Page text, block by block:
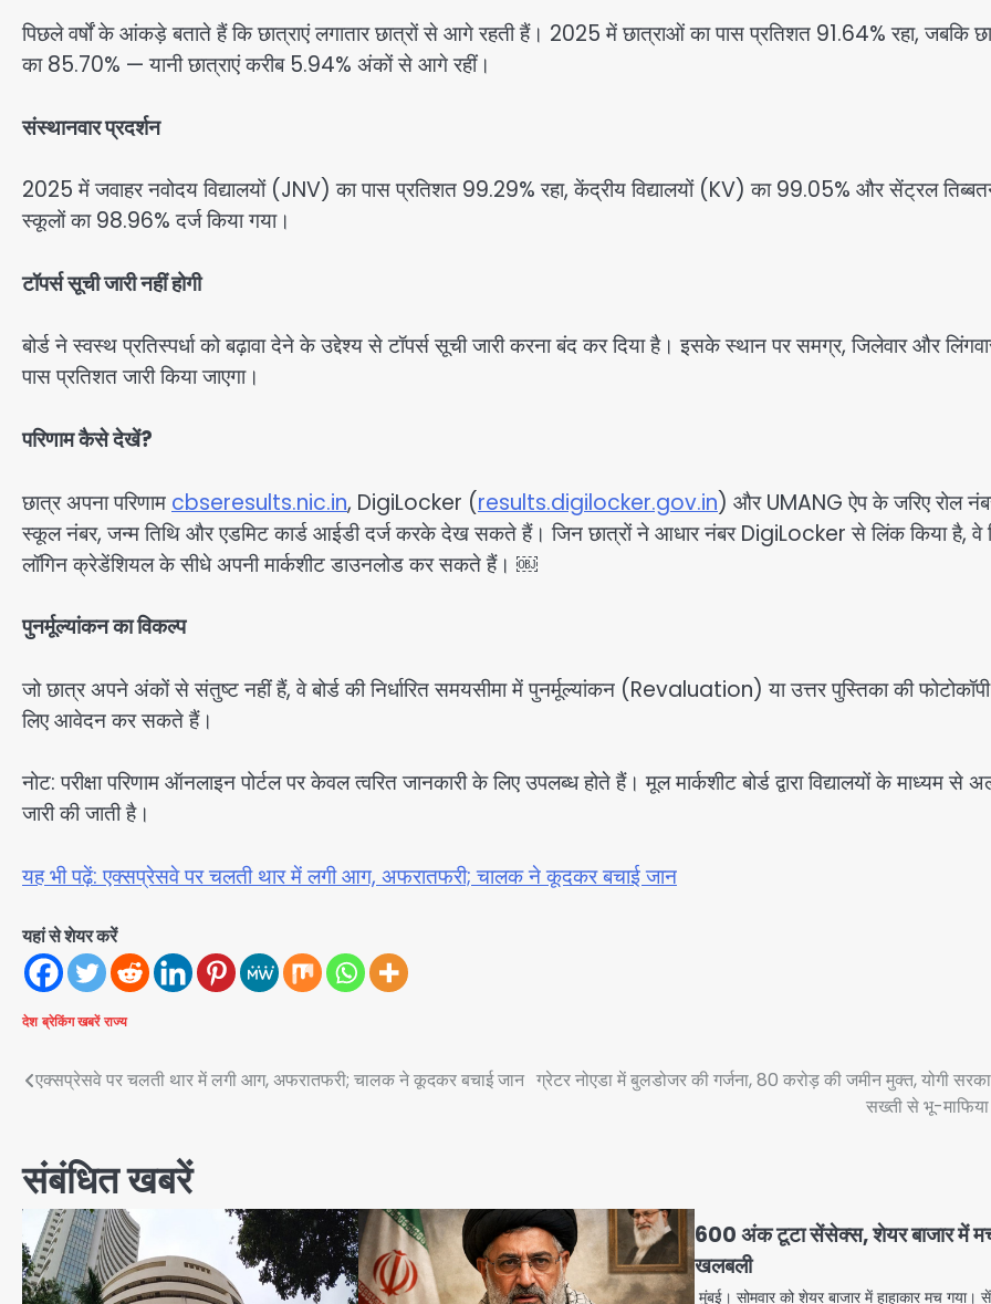
पिछले वर्षों के आंकड़े बताते हैं कि छात्राएं लगातार छात्रों से आगे रहती हैं। 2025 में छात्राओं का पास प्रतिशत 91.64% रहा, जबकि
का 85.70% — यानी छात्राएं करीब 5.94% अंकों से आगे रहीं।
संस्थानवार प्रदर्शन
2025 में जवाहर नवोदय विद्यालयों (JNV) का पास प्रतिशत 99.29% रहा, केंद्रीय विद्यालयों (KV) का 99.05% और सेंट्रल
स्कूलों का 98.96% दर्ज किया गया।
टॉपर्स सूची जारी नहीं होगी
बोर्ड ने स्वस्थ प्रतिस्पर्धा को बढ़ावा देने के उद्देश्य से टॉपर्स सूची जारी करना बंद कर दिया है। इसके स्थान पर समग्र, जिलेवार और
पास प्रतिशत जारी किया जाएगा।
परिणाम कैसे देखें?
छात्र अपना परिणाम cbseresults.nic.in, DigiLocker (results.digilocker.gov.in) और UMANG ऐप के जरिए रोल
स्कूल नंबर, जन्म तिथि और एडमिट कार्ड आईडी दर्ज करके देख सकते हैं। जिन छात्रों ने आधार नंबर DigiLocker से लिंक किया है, वे
लॉगिन क्रेडेंशियल के सीधे अपनी मार्कशीट डाउनलोड कर सकते हैं। ￼
पुनर्मूल्यांकन का विकल्प
जो छात्र अपने अंकों से संतुष्ट नहीं हैं, वे बोर्ड की निर्धारित समयसीमा में पुनर्मूल्यांकन (Revaluation) या उत्तर पुस्तिका की
लिए आवेदन कर सकते हैं।
नोट: परीक्षा परिणाम ऑनलाइन पोर्टल पर केवल त्वरित जानकारी के लिए उपलब्ध होते हैं। मूल मार्कशीट बोर्ड द्वारा विद्यालयों के माध्यम से
जारी की जाती है।
यह भी पढ़ें: एक्सप्रेसवे पर चलती थार में लगी आग, अफरातफरी; चालक ने कूदकर बचाई जान
यहां से शेयर करें
देश ब्रेकिंग खबरें राज्य
Post
एक्सप्रेसवे पर चलती थार में लगी आग, अफरातफरी; चालक ने कूदकर बचाई जान ग्रेटर नोएडा में बुलडोजर की गर्जना, 80 करोड़ की जमीन मुक्त, योगी
सख्ती से भू-
संबंधित खबरें
600 अंक टूटा सेंसेक्स, शेयर बाजार में
खलबली
मुंबई। सोमवार को शेयर बाजार में हाहाकार मच गया।